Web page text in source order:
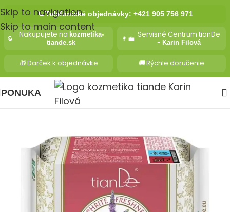
Skip to navigation
Skip to main content
📞Telefonické objednávky: +421 905 756 971
🔒 Nakupujete na kozmetika-
tiande.sk
👩‍💼 Servisné Centrum tianDe
- Karin Filová
🎁Darček k objednávke 🚚Rýchle doručenie
PONUKA